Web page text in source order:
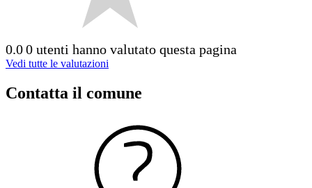
0.00 utenti hanno valutato questa pagina
Vedi tutte le valutazioni
Contatta il comune